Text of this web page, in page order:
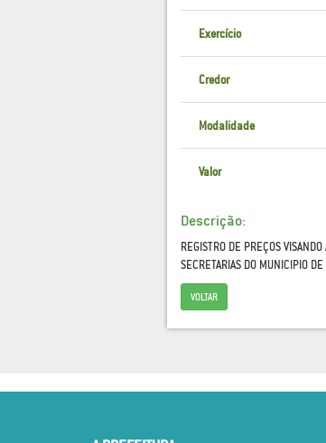
Exercício
Credor
Modalidade
Valor
Descrição:
REGISTRO DE PREÇOS
SECRETARIAS DO MUNICIPIO
VOLTAR